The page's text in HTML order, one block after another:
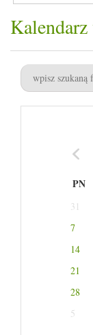
PN
31
7
14
21
28
5